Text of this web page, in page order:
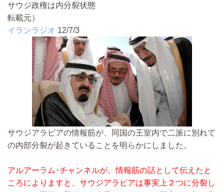
サウジ政権は内分裂状態
転載元）
イランラジオ 12/7/3
サウジアラビアの情報筋が、同国の王室内で二派に別れて
の内部分裂が起きていることを明らかにしました。
アルアーラム･チャンネルが、情報筋の話として伝えたと
ころによりますと、サウジアラビアは事実上２つに分裂し